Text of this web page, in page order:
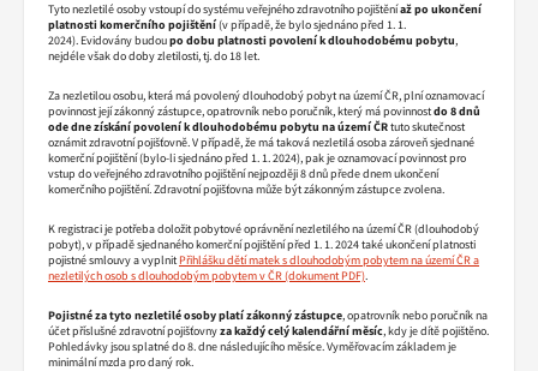
Tyto nezletilé osoby vstoupí do systému veřejného zdravotního pojištěníaž po ukončení
platnosti komerčního pojištění(v případě, že bylo sjednáno před 1. 1.
2024). Evidovány budoupo dobu platnosti povolení k dlouhodobému pobytu,
nejdéle však do doby zletilosti, tj. do 18 let.
Za nezletilou osobu, která má povolený dlouhodobý pobyt na území ČR, plní oznamovací
povinnost její zákonný zástupce, opatrovník nebo poručník, který má povinnostdo 8 dnů
ode dne získání povolení k dlouhodobému pobytu na území ČRtuto skutečnost
oznámit zdravotní pojišťovně. V případě, že má taková nezletilá osoba zároveň sjednané
komerční pojištění (bylo-li sjednáno před 1. 1. 2024), pak je oznamovací povinnost pro
vstup do veřejného zdravotního pojištění nejpozději 8 dnů přede dnem ukončení
komerčního pojištění. Zdravotní pojišťovna může být zákonným zástupce zvolena.
K registraci je potřeba doložit pobytové oprávnění nezletilého na území ČR (dlouhodobý
pobyt), v případě sjednaného komerční pojištění před 1. 1. 2024 také ukončení platnosti
pojistné smlouvy a vyplnitPřihlášku dětí matek s dlouhodobým pobytem na území ČR a
nezletilých osob s dlouhodobým pobytem v ČR
.
Pojistné za tyto nezletilé osoby platí zákonný zástupce, opatrovník nebo poručník na
účet příslušné zdravotní pojišťovnyza každý celý kalendářní měsíc, kdy je dítě pojištěno.
Pohledávky jsou splatné do 8. dne následujícího měsíce. Vyměřovacím základem je
minimální mzda pro daný rok.